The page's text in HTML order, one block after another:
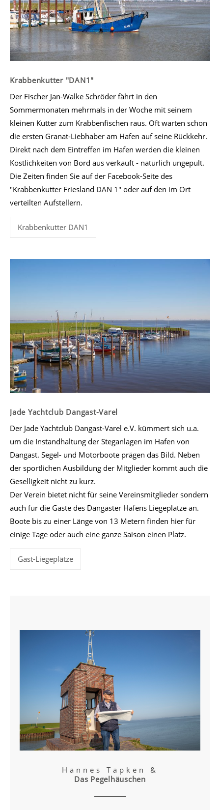
Krabbenkutter "DAN1"
Der Fischer Jan-Walke Schröder fährt in den
Sommermonaten mehrmals in der Woche mit seinem
kleinen Kutter zum Krabbenfischen raus. Oft warten schon
die ersten Granat-Liebhaber am Hafen auf seine Rückkehr.
Direkt nach dem Eintreffen im Hafen werden die kleinen
Köstlichkeiten von Bord aus verkauft - natürlich ungepult.
Die Zeiten finden Sie auf der Facebook-Seite des
"Krabbenkutter Friesland DAN 1" oder auf den im Ort
verteilten Aufstellern.
Krabbenkutter DAN1
Jade Yachtclub Dangast-Varel
Der Jade Yachtclub Dangast-Varel e.V. kümmert sich u.a.
um die Instandhaltung der Steganlagen im Hafen von
Dangast. Segel- und Motorboote prägen das Bild. Neben
der sportlichen Ausbildung der Mitglieder kommt auch die
Geselligkeit nicht zu kurz.
Der Verein bietet nicht für seine Vereinsmitglieder sondern
auch für die Gäste des Dangaster Hafens Liegeplätze an.
Boote bis zu einer Länge von 13 Metern finden hier für
einige Tage oder auch eine ganze Saison einen Platz.
Gast-Liegeplätze
Hannes Tapken &
Das Pegelhäuschen